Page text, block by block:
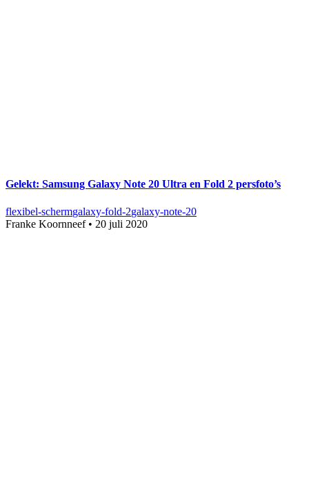
Gelekt: Samsung Galaxy Note 20 Ultra en Fold 2 persfoto’s
flexibel-schermgalaxy-fold-2galaxy-note-20
Franke Koornneef• 20 juli 2020